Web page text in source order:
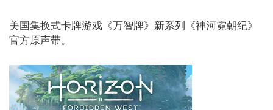
美国集换式卡牌游戏《万智牌》新系列《神河霓朝纪》
官方原声带。